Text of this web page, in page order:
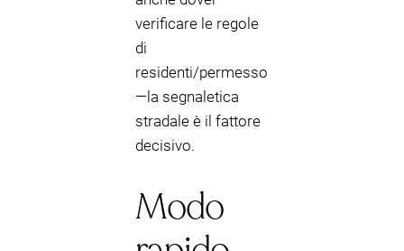
verificare le regole
di
residenti/permesso
—la segnaletica
stradale è il fattore
decisivo.
Modo